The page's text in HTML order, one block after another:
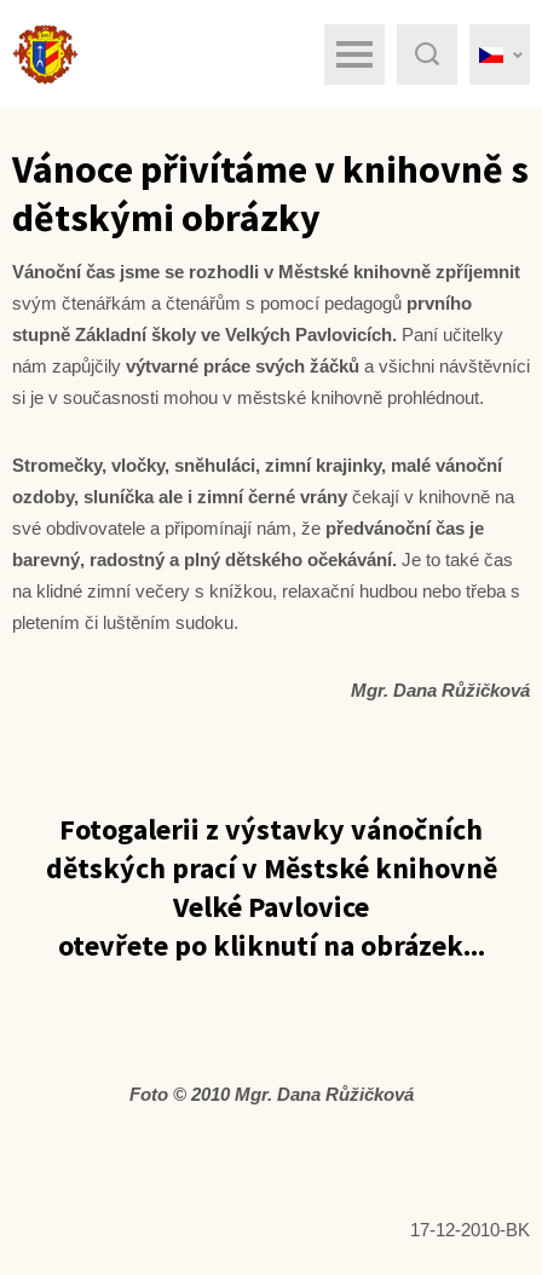
Menu
Vánoce přivítáme v knihovně s
dětskými obrázky
Vánoční čas jsme se rozhodli v Městské knihovně zpříjemnit
svým čtenářkám a čtenářům s pomocí pedagogů prvního
stupně Základní školy ve Velkých Pavlovicích. Paní učitelky
nám zapůjčily výtvarné práce svých žáčků a všichni návštěvníci
si je v současnosti mohou v městské knihovně prohlédnout.
Stromečky, vločky, sněhuláci, zimní krajinky, malé vánoční
ozdoby, sluníčka ale i zimní černé vrány čekají v knihovně na
své obdivovatele a připomínají nám, že předvánoční čas je
barevný, radostný a plný dětského očekávání. Je to také čas
na klidné zimní večery s knížkou, relaxační hudbou nebo třeba s
pletením či luštěním sudoku.
Mgr. Dana Růžičková
Fotogalerii z výstavky vánočních
dětských prací v Městské knihovně
Velké Pavlovice
otevřete po kliknutí na obrázek...
Foto © 2010 Mgr. Dana Růžičková
17-12-2010-BK